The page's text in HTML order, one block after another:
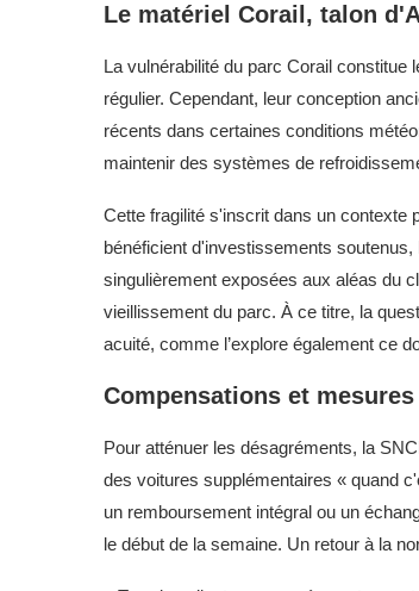
Le matériel Corail, talon
La vulnérabilité du parc Corail
régulier. Cependant, leur conception
récents dans certaines conditions
maintenir des systèmes de
Cette fragilité s'inscrit dans un contexte
bénéficient d'investissements
singulièrement exposées aux aléas du
vieillissement du parc. À ce titre, la
acuité, comme l’explore également ce
Compensations et
Pour atténuer les désagréments, la
des voitures supplémentaires « quand
un remboursement intégral ou un
le début de la semaine. Un retour à la